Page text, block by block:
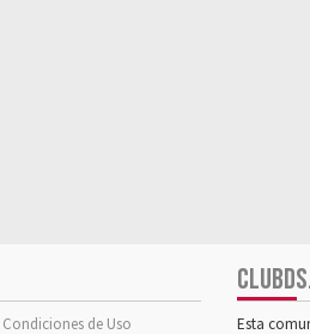
de Uso
Esta